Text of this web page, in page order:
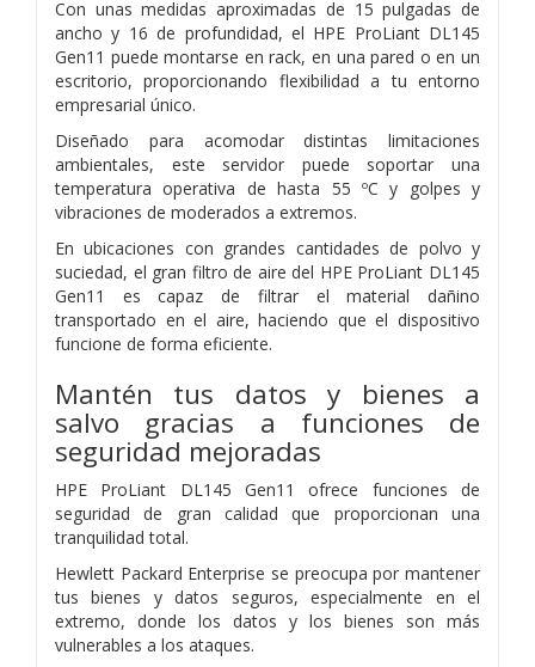
Con unas medidas aproximadas de 15 pulgadas de
ancho y 16 de profundidad, el HPE ProLiant DL145
Gen11 puede montarse en rack, en una pared o en un
escritorio, proporcionando flexibilidad a tu entorno
empresarial único.
Diseñado para acomodar distintas limitaciones
ambientales, este servidor puede soportar una
temperatura operativa de hasta 55 ºC y golpes y
vibraciones de moderados a extremos.
En ubicaciones con grandes cantidades de polvo y
suciedad, el gran filtro de aire del HPE ProLiant DL145
Gen11 es capaz de filtrar el material dañino
transportado en el aire, haciendo que el dispositivo
funcione de forma eficiente.
Mantén tus datos y bienes a
salvo gracias a funciones de
seguridad mejoradas
HPE ProLiant DL145 Gen11 ofrece funciones de
seguridad de gran calidad que proporcionan una
tranquilidad total.
Hewlett Packard Enterprise se preocupa por mantener
tus bienes y datos seguros, especialmente en el
extremo, donde los datos y los bienes son más
vulnerables a los ataques.